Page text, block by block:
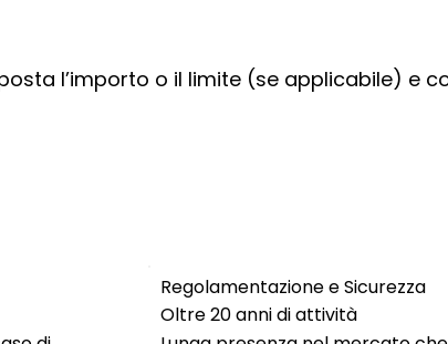
l’importo o il limite (se applicabile) e
Regolamentazione e Sicurezza
Oltre 20 anni di attività